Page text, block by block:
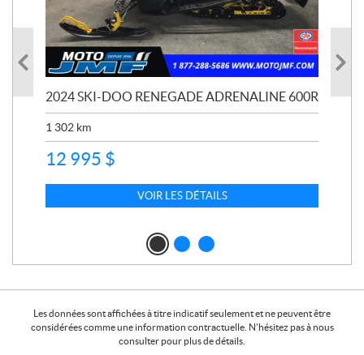
2024 SKI-DOO RENEGADE ADRENALINE 600R
1 302 km
12 995 $
VOIR LES DÉTAILS
Les données sont affichées à titre indicatif seulement et ne peuvent être
considérées comme une information contractuelle. N'hésitez pas à nous
consulter pour plus de détails.